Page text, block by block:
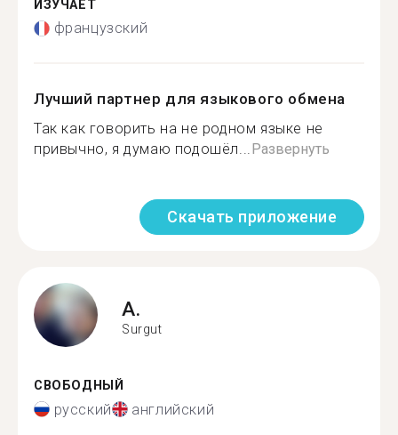
ИЗУЧАЕТ
французский
Лучший партнер для языкового обмена
Так как говорить на не родном языке не
привычно, я думаю подошёл...Развернуть
Скачать приложение
A.
Surgut
СВОБОДНЫЙ
русский английский